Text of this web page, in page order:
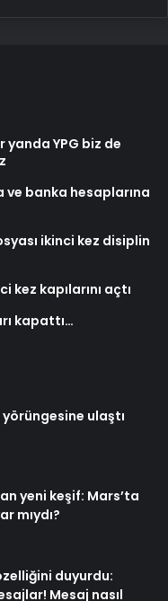
yanda YPG biz de
ve banka hesaplarına
ikinci kez disiplin
kez kapılarını açtı
kapattı…
yörüngesine ulaştı
yeni keşif: Mars’ta
mıydı?
duyurdu:
Mesaj nasıl